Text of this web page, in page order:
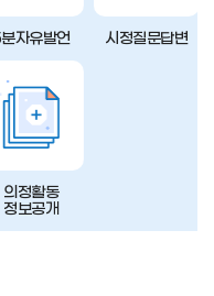
자유발언 시정질문답변
의정활동
정보공개